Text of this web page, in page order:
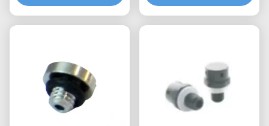
étanchéité et protection
combinaison parfaite de